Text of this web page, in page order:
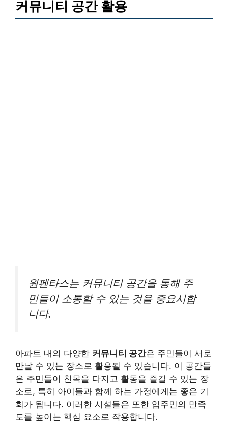
커뮤니티 공간 활용
원펜타스는 커뮤니티 공간을 통해 주
민들이 소통할 수 있는 것을 중요시합
니다.
아파트 내의 다양한 커뮤니티 공간은 주민들이 서로
만날 수 있는 장소로 활용될 수 있습니다. 이 공간들
은 주민들이 친목을 다지고 활동을 즐길 수 있는 장
소로, 특히 아이들과 함께 하는 가정에게는 좋은 기
회가 됩니다. 이러한 시설들은 또한 입주민의 만족
도를 높이는 핵심 요소로 작용합니다.